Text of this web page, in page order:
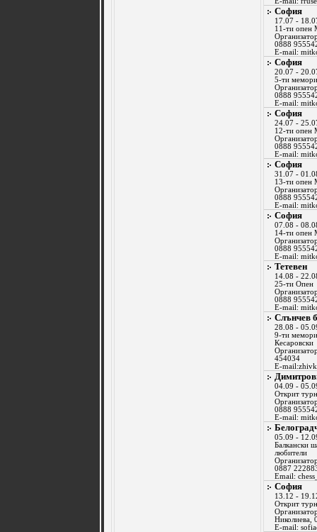
София
17.07 -
11-ти опен
0888
E-mail:
София
20.07 -
5-ти
0888
E-mail:
София
24.07 -
12-ти опен
0888
E-mail:
София
31.07 -
13-ти опен
0888
E-mail:
София
07.08 -
14-ти опен
0888
E-mail:
Тетевен
14.08 -
25-ти Опен
0888
E-mail:
Слънчев
28.08 -
9-ти
Кесаровски
454034
E-mail:
04.09 -
Открит
0888
Е-mail:
05.09 -
Балкански
любители
0887
Email:
София
13.12 -
Открит
Николиева,
E-mail: